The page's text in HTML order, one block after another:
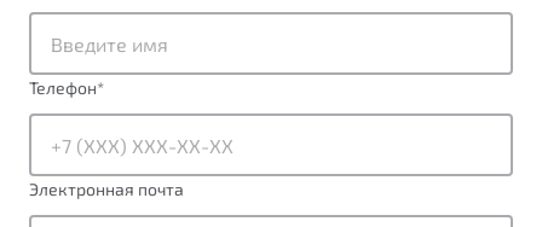
от 1 699 990 ₽*
Обзор В наличии
X70
Подробно
Автомобили в наличии
Тест-драйв
Будьте еще более уверены на дорогах с программой
Преимущества программы
Телефон*
Электронная почта